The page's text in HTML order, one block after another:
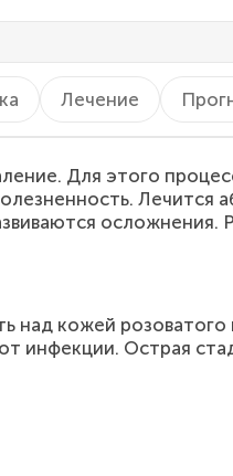
Лечение
Для этого
Лечится
осложнения.
над кожей
инфекции. Острая